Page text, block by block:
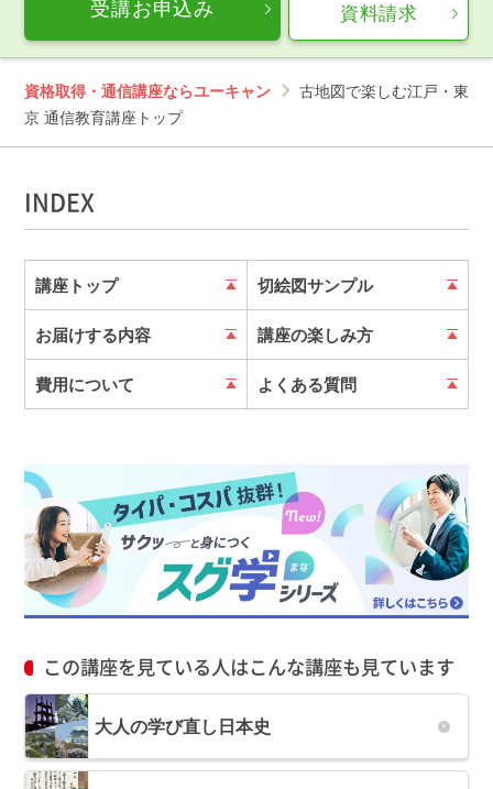
受講お申込み 資料請求
資格取得・通信講座ならユーキャン
古地図で楽しむ江戸・東
京 通信教育講座トップ
INDEX
講座トップ 切絵図サンプル
お届けする内容 講座の楽しみ方
費用について よくある質問
この講座を見ている人はこんな講座も見ています
大人の学び直し日本史